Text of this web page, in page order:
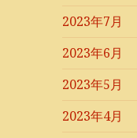
2023年7月
2023年6月
2023年5月
2023年4月